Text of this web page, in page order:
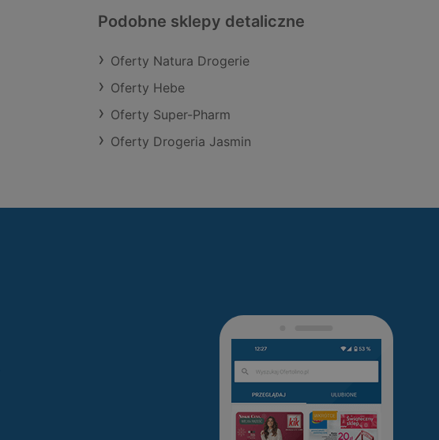
Podobne sklepy detaliczne
Oferty Natura Drogerie
Oferty Hebe
Oferty Super-Pharm
Oferty Drogeria Jasmin